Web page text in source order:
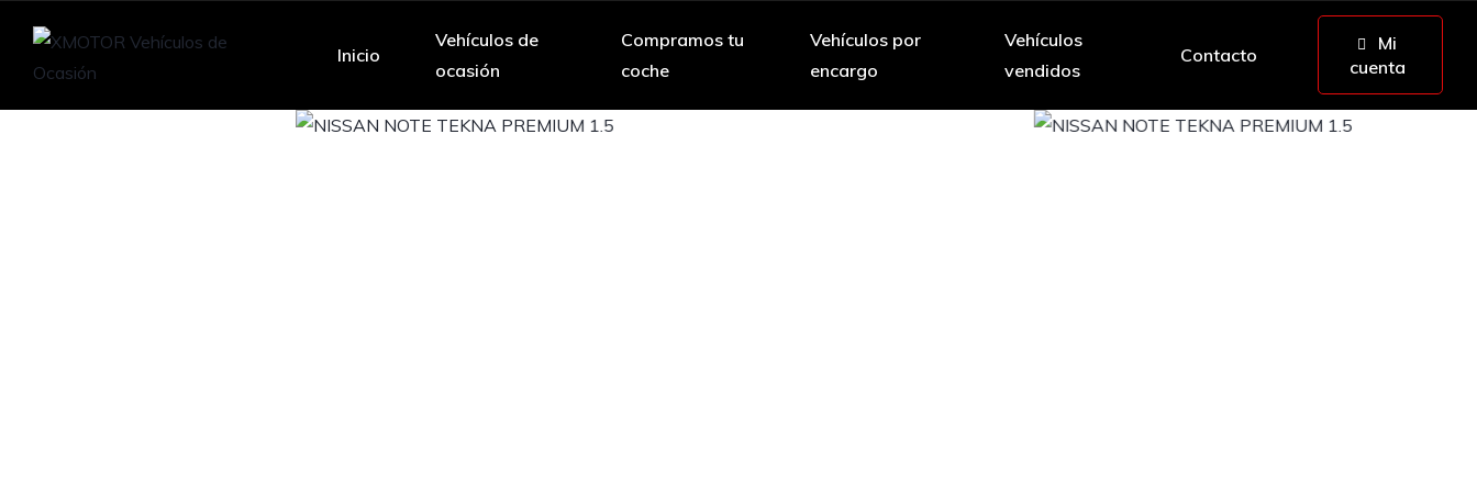
Inicio
Vehículos de
ocasión
Compramos tu
coche
Vehículos por
encargo
Vehículos
vendidos
Contacto
Mi
cuenta